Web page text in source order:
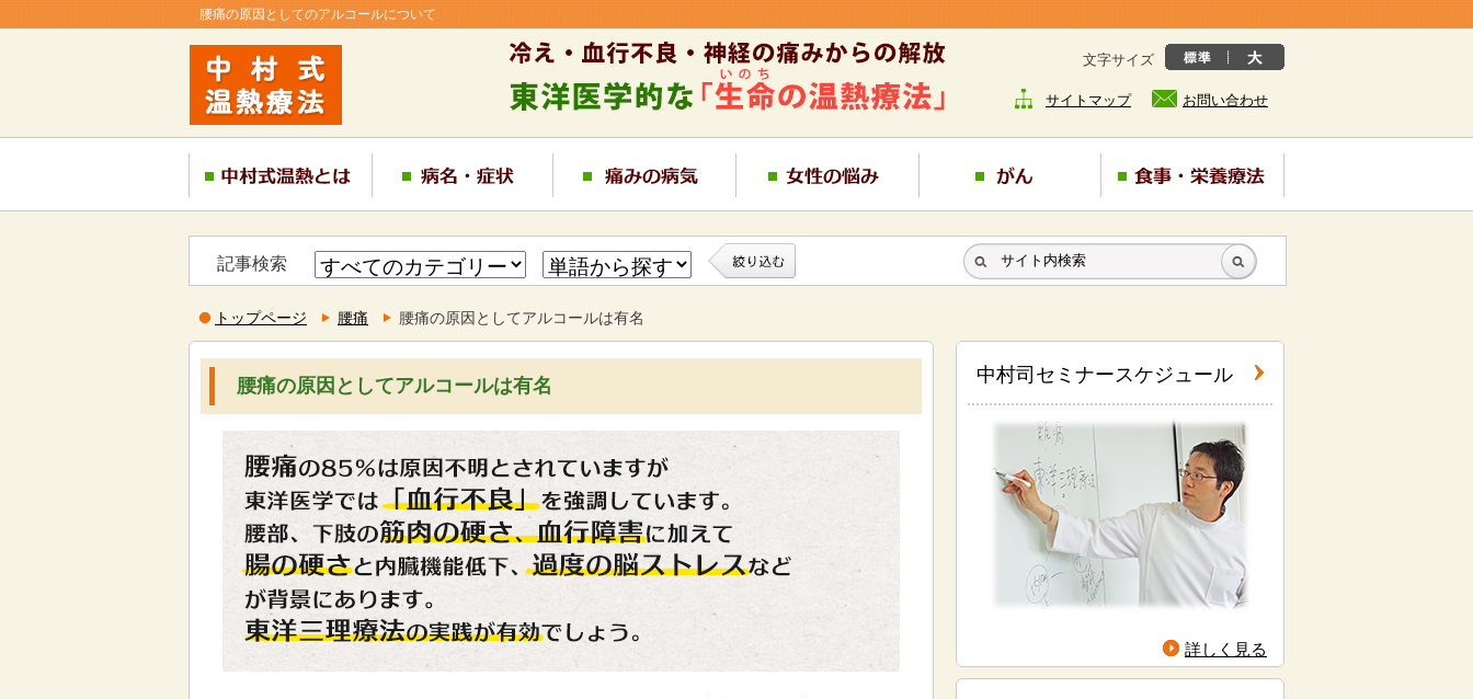
腰痛の原因としてのアルコールについて
文字サイズ
サイトマップ お問い合わせ
記事検索
トップページ 腰痛 腰痛の原因としてアルコールは有名
腰痛の原因としてアルコールは有名 中村司セミナースケジュール
詳しく見る